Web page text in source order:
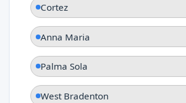
Cortez
Anna Maria
Palma Sola
West Bradenton